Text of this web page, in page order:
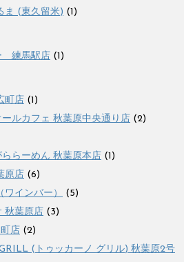
ま (東久留米) (1)
練馬駅店 (1)
町店 (1)
ルカフェ 秋葉原中央通り店 (2)
らーめん 秋葉原本店 (1)
原店 (6)
ワインバー）
(5)
秋葉原店 (3)
店 (2)
(トゥッカーノ グリル) 秋葉原2号